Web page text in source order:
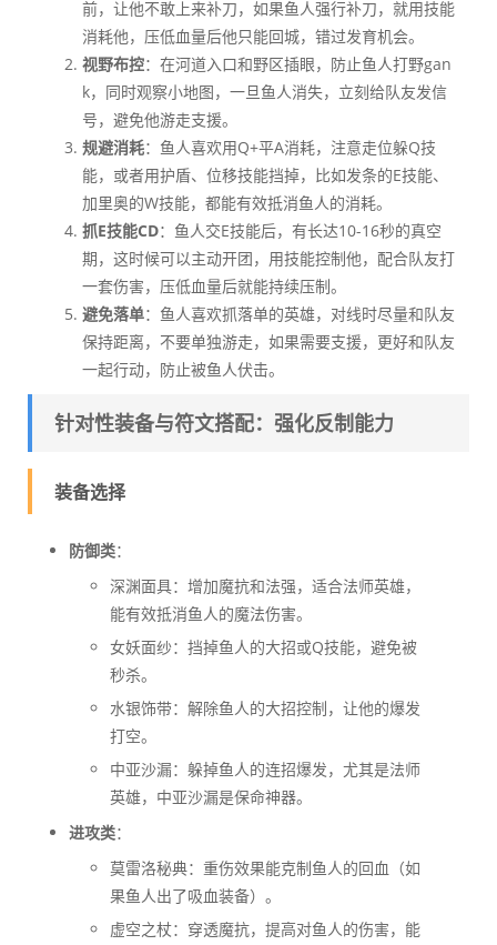
前，让他不敢上来补刀，如果鱼人强行补刀，就用技能
消耗他，压低血量后他只能回城，错过发育机会。
视野布控：在河道入口和野区插眼，防止鱼人打野gan
k，同时观察小地图，一旦鱼人消失，立刻给队友发信
号，避免他游走支援。
规避消耗：鱼人喜欢用Q+平A消耗，注意走位躲Q技
能，或者用护盾、位移技能挡掉，比如发条的E技能、
加里奥的W技能，都能有效抵消鱼人的消耗。
抓E技能CD：鱼人交E技能后，有长达10-16秒的真空
期，这时候可以主动开团，用技能控制他，配合队友打
一套伤害，压低血量后就能持续压制。
避免落单：鱼人喜欢抓落单的英雄，对线时尽量和队友
保持距离，不要单独游走，如果需要支援，更好和队友
一起行动，防止被鱼人伏击。
针对性装备与符文搭配：强化反制能力
装备选择
防御类：
深渊面具：增加魔抗和法强，适合法师英雄，
能有效抵消鱼人的魔法伤害。
女妖面纱：挡掉鱼人的大招或Q技能，避免被
秒杀。
水银饰带：解除鱼人的大招控制，让他的爆发
打空。
中亚沙漏：躲掉鱼人的连招爆发，尤其是法师
英雄，中亚沙漏是保命神器。
进攻类：
莫雷洛秘典：重伤效果能克制鱼人的回血（如
果鱼人出了吸血装备）。
虚空之杖：穿透魔抗，提高对鱼人的伤害，能